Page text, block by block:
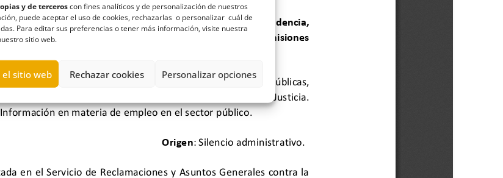
y de terceroscon fines analíticos y de personalización de nuestros
puede aceptar el uso de cookies, rechazarlas o personalizar cuál de
Para editar sus preferencias o tener más información, visite nuestra
sitio web.
sitio web Rechazar cookies Personalizar opciones